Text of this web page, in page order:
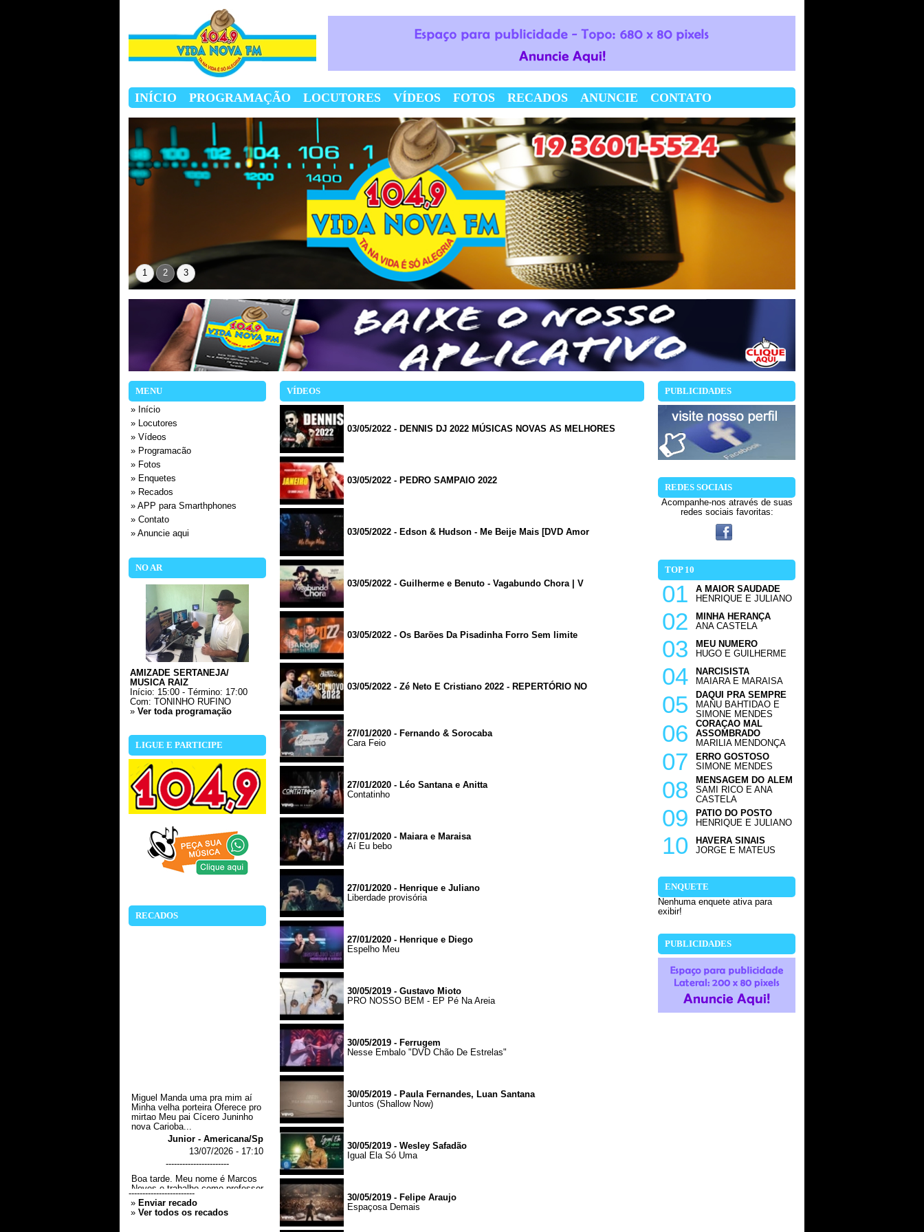
INÍCIO PROGRAMAÇÃO LOCUTORES VÍDEOS FOTOS RECADOS ANUNCIE CONTATO
1 2 3
MENU
» Início
» Locutores
» Vídeos
» Programacão
» Fotos
» Enquetes
» Recados
» APP para Smarthphones
» Contato
» Anuncie aqui
NO AR
AMIZADE SERTANEJA/
MUSICA RAIZ
Início: 15:00 - Término: 17:00
Com:
TONINHO RUFINO
» Ver toda programação
LIGUE E PARTICIPE
RECADOS
Minha velha porteira Oferece pro
mirtao Meu pai Cícero Juninho
nova Carioba...
Junior - Americana/Sp
13/07/2026 - 17:10
-----------------------
Boa tarde. Meu nome é Marcos
Neves e trabalho como professor
da rede estadual em Americana.
Estou realizando o lançamento
do livro "Diário de um mendigo",
romance de cunho social
------------------------
» Enviar recado
» Ver todos os recados
VÍDEOS
03/05/2022 - DENNIS DJ 2022 MÚSICAS NOVAS AS MELHORES
03/05/2022 - PEDRO SAMPAIO 2022
03/05/2022 - Edson & Hudson - Me Beije Mais [DVD Amor
03/05/2022 - Guilherme e Benuto - Vagabundo Chora | V
03/05/2022 - Os Barões Da Pisadinha Forro Sem limite
03/05/2022 - Zé Neto E Cristiano 2022 - REPERTÓRIO NO
27/01/2020 - Fernando & Sorocaba
Cara Feio
27/01/2020 - Léo Santana e Anitta
Contatinho
27/01/2020 - Maiara e Maraisa
Aí Eu bebo
27/01/2020 - Henrique e Juliano
Liberdade provisória
27/01/2020 - Henrique e Diego
Espelho Meu
30/05/2019 - Gustavo Mioto
PRO NOSSO BEM - EP Pé Na Areia
30/05/2019 - Ferrugem
Nesse Embalo "DVD Chão De Estrelas"
30/05/2019 - Paula Fernandes, Luan Santana
Juntos (Shallow Now)
30/05/2019 - Wesley Safadão
Igual Ela Só Uma
30/05/2019 - Felipe Araujo
Espaçosa Demais
PUBLICIDADES
REDES SOCIAIS
Acompanhe-nos através de suas
redes sociais favoritas:
TOP 10
01
A MAIOR SAUDADE
HENRIQUE E JULIANO
02
MINHA HERANÇA
ANA CASTELA
03
MEU NUMERO
HUGO E GUILHERME
04
NARCISISTA
MAIARA E MARAISA
05
DAQUI PRA SEMPRE
MANU BAHTIDAO E
SIMONE MENDES
06
CORAÇAO MAL
ASSOMBRADO
MARILIA MENDONÇA
07
ERRO GOSTOSO
SIMONE MENDES
08
MENSAGEM DO ALEM
SAMI RICO E ANA
CASTELA
09
PATIO DO POSTO
HENRIQUE E JULIANO
10
HAVERA SINAIS
JORGE E MATEUS
ENQUETE
Nenhuma enquete ativa para
exibir!
PUBLICIDADES